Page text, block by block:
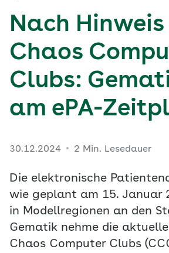
Nach Hinweis
Chaos
Clubs:
am ePA-
30.12.2024 2 Min. Lesedauer
Die elektronische
wie geplant am 15. Januar
in Modellregionen an den
Gematik nehme die
Chaos Computer Clubs